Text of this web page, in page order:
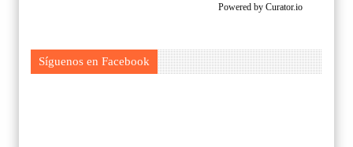
Powered by Curator.io
Síguenos en Facebook